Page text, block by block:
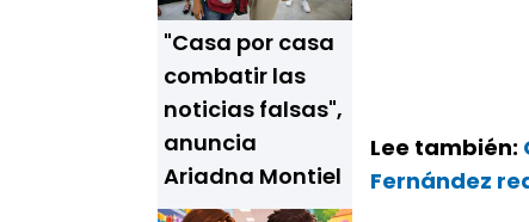
"Casa por casa
combatir las
noticias falsas",
anuncia
Ariadna Montiel
Lee también:
Fernández